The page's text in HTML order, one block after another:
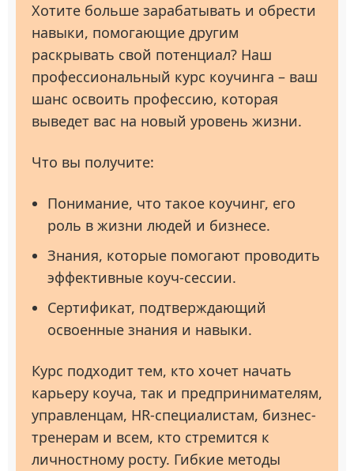
Хотите больше зарабатывать и обрести
навыки, помогающие другим
раскрывать свой потенциал? Наш
профессиональный курс коучинга – ваш
шанс освоить профессию, которая
выведет вас на новый уровень жизни.
Что вы получите:
Понимание, что такое коучинг, его
роль в жизни людей и бизнесе.
Знания, которые помогают проводить
эффективные коуч-сессии.
Сертификат, подтверждающий
освоенные знания и навыки.
Курс подходит тем, кто хочет начать
карьеру коуча, так и предпринимателям,
управленцам, HR-специалистам, бизнес-
тренерам и всем, кто стремится к
личностному росту. Гибкие методы